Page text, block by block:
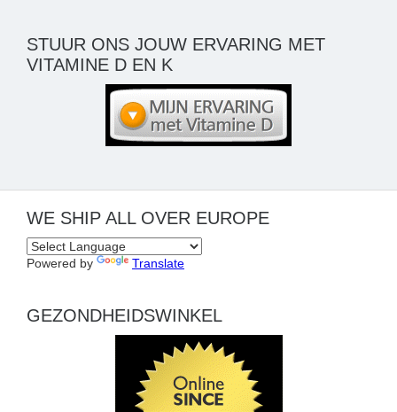
STUUR ONS JOUW ERVARING MET
VITAMINE D EN K
WE SHIP ALL OVER EUROPE
Powered by Translate
GEZONDHEIDSWINKEL